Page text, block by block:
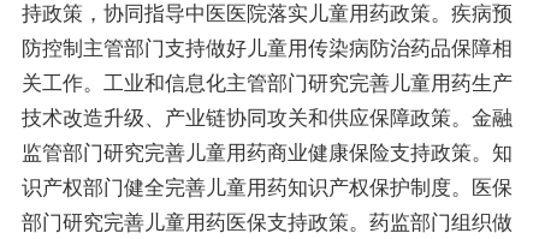
持政策，协同指导中医医院落实儿童用药政策。疾病预
防控制主管部门支持做好儿童用传染病防治药品保障相
关工作。工业和信息化主管部门研究完善儿童用药生产
技术改造升级、产业链协同攻关和供应保障政策。金融
监管部门研究完善儿童用药商业健康保险支持政策。知
识产权部门健全完善儿童用药知识产权保护制度。医保
部门研究完善儿童用药医保支持政策。药监部门组织做